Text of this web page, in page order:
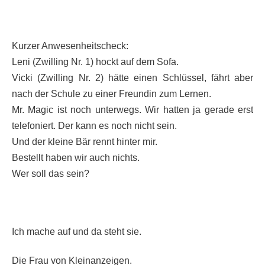
Kurzer Anwesenheitscheck:
Leni (Zwilling Nr. 1) hockt auf dem Sofa.
Vicki (Zwilling Nr. 2) hätte einen Schlüssel, fährt aber
nach der Schule zu einer Freundin zum Lernen.
Mr. Magic ist noch unterwegs. Wir hatten ja gerade erst
telefoniert. Der kann es noch nicht sein.
Und der kleine Bär rennt hinter mir.
Bestellt haben wir auch nichts.
Wer soll das sein?
Ich mache auf und da steht sie.
Die Frau von Kleinanzeigen.